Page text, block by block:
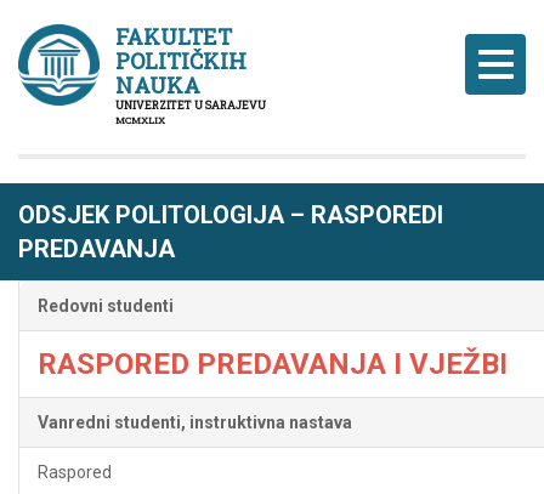
FAKULTET
POLITIČKIH
NAUKA
UNIVERZITET U SARAJEVU
MCMXLIX
ODSJEK POLITOLOGIJA – RASPOREDI
PREDAVANJA
Redovni studenti
RASPORED PREDAVANJA I VJEŽBI
Vanredni studenti, instruktivna nastava
Raspored